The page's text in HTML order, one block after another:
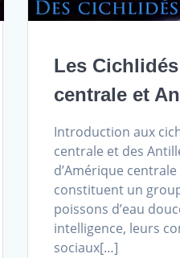
Les
centrale et
Introduction aux
centrale et des
d’Amérique
constituent un
poissons d’eau
intelligence, leurs
sociaux[…]